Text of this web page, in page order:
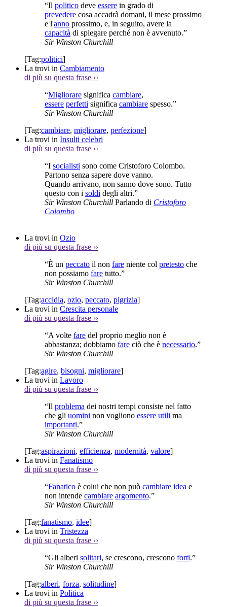
“Il politico deve essere in grado di
prevedere cosa accadrà domani, il mese prossimo
e l'anno prossimo, e, in seguito, avere la
capacità di spiegare perché non è avvenuto.”
Sir Winston Churchill
[Tag:politici]
La trovi in Cambiamento
di più su questa frase ››
“Migliorare significa cambiare,
essere perfetti significa cambiare spesso.”
Sir Winston Churchill
[Tag:cambiare, migliorare, perfezione]
La trovi in Insulti celebri
di più su questa frase ››
“I socialisti sono come Cristoforo Colombo.
Partono senza sapere dove vanno.
Quando arrivano, non sanno dove sono. Tutto
questo con i soldi degli altri.”
Sir Winston Churchill Parlando di Cristoforo
Colombo
La trovi in Ozio
di più su questa frase ››
“È un peccato il non fare niente col pretesto che
non possiamo fare tutto.”
Sir Winston Churchill
[Tag:accidia, ozio, peccato, pigrizia]
La trovi in Crescita personale
di più su questa frase ››
“A volte fare del proprio meglio non è
abbastanza; dobbiamo fare ciò che è necessario.”
Sir Winston Churchill
[Tag:agire, bisogni, migliorare]
La trovi in Lavoro
di più su questa frase ››
“Il problema dei nostri tempi consiste nel fatto
che gli uomini non vogliono essere utili ma
importanti.”
Sir Winston Churchill
[Tag:aspirazioni, efficienza, modernità, valore]
La trovi in Fanatismo
di più su questa frase ››
“Fanatico è colui che non può cambiare idea e
non intende cambiare argomento.”
Sir Winston Churchill
[Tag:fanatismo, idee]
La trovi in Tristezza
di più su questa frase ››
“Gli alberi solitari, se crescono, crescono forti.”
Sir Winston Churchill
[Tag:alberi, forza, solitudine]
La trovi in Politica
di più su questa frase ››